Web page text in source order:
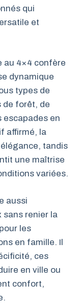
qui
et
au 4×4 confère
dynamique
types de
de forêt, de
escapades en
affirmé, la
tandis
une maîtrise
variées.
aussi
sans renier la
les
en famille. Il
ces
en ville ou
confort,